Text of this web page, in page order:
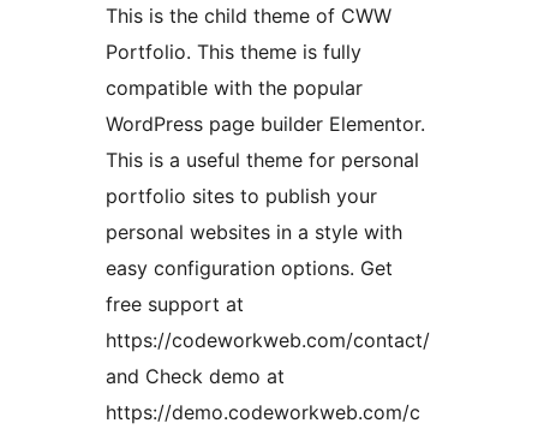
This is the child theme of CWW
Portfolio. This theme is fully
compatible with the popular
WordPress page builder Elementor.
This is a useful theme for personal
portfolio sites to publish your
personal websites in a style with
easy configuration options. Get
free support at
https://codeworkweb.com/contact/
and Check demo at
https://demo.codeworkweb.com/c